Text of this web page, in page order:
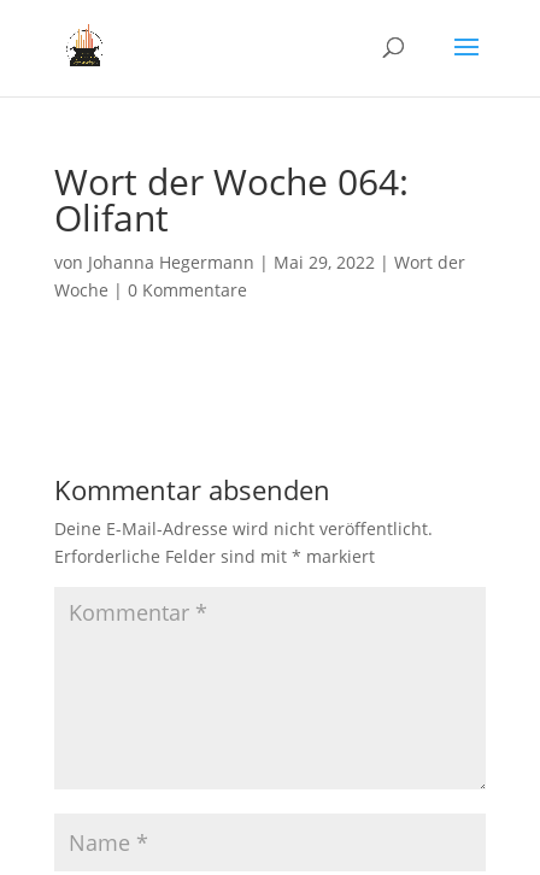
Wort der Woche 064:
Olifant
von Johanna Hegermann | Mai 29, 2022| Wort der
Woche | 0 Kommentare
Kommentar absenden
Deine E-Mail-Adresse wird nicht veröffentlicht.
Erforderliche Felder sind mit * markiert